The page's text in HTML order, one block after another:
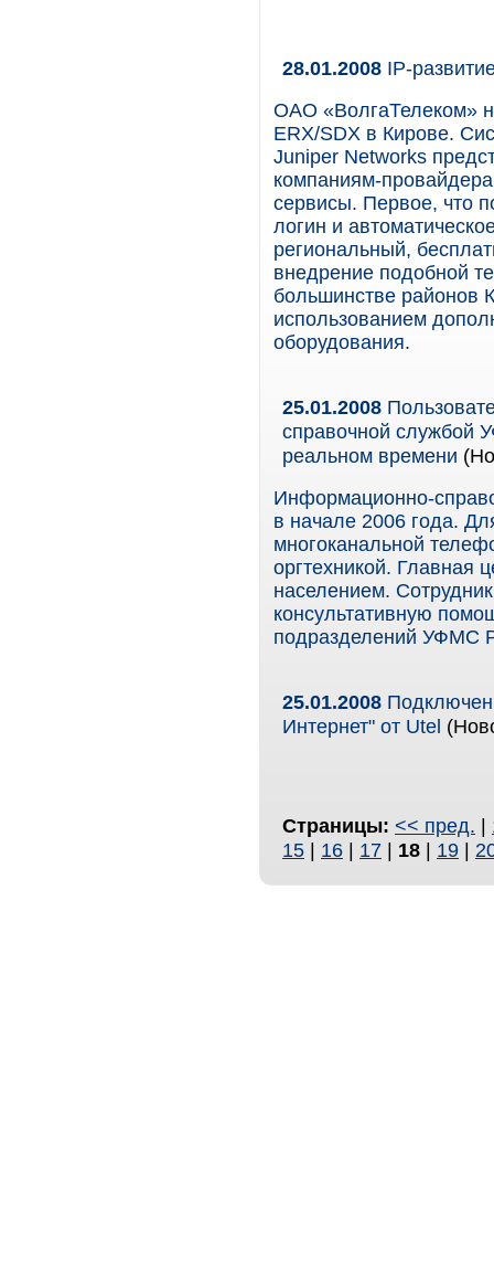
28.01.2008 IP-
ОАО «ВолгаТелеком»
ERX/SDX в Кирове.
Juniper Networks
компаниям-
сервисы. Первое, что
логин и
региональный,
внедрение подобной
большинстве районов
использованием
оборудования.
25.01.2008
справочной службой
реальном времени
Информационно-
в начале 2006 года.
многоканальной
оргтехникой. Главная
населением.
консультативную
подразделений УФМС
25.01.2008
Интернет" от Utel
Страницы: << пред. |
15 | 16 | 17 | 18 | 19 |